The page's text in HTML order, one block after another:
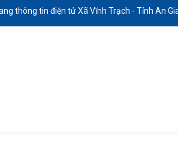
thông tin điện tử Xã Vĩnh Trạch - Tỉnh An Giang